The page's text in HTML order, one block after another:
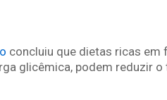
concluiu que dietas ricas em
glicêmica, podem reduzir o